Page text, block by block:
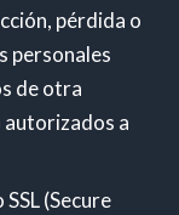
pérdida o
personales
de otra
autorizados a
(Secure